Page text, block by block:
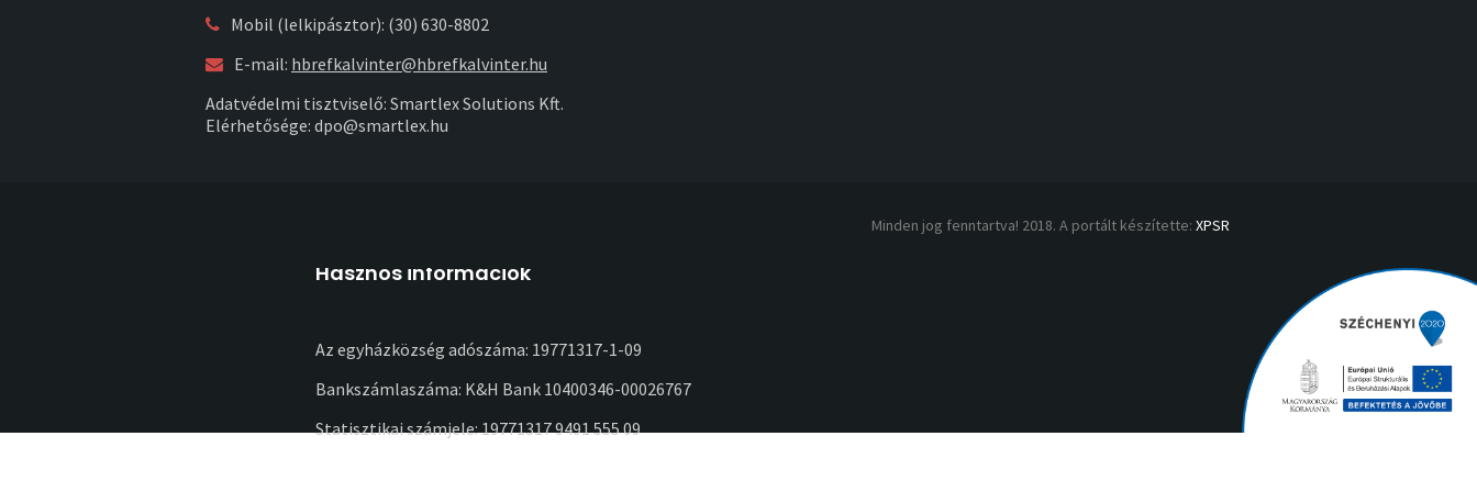
Mobil (lelkipásztor): (30) 630-8802
E-mail: hbrefkalvinter@hbrefkalvinter.hu
Adatvédelmi tisztviselő: Smartlex Solutions Kft.
Elérhetősége: dpo@smartlex.hu
Hasznos információk
Az egyházközség adószáma: 19771317-1-09
Bankszámlaszáma: K&H Bank 10400346-00026767
Statisztikai számjele: 19771317 9491 555 09
Minden jog fenntartva! 2018. A portált készítette: XPSR